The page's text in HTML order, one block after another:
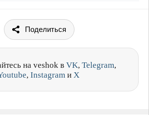
Поделиться
на veshok в VK, Telegram,
, Instagram и X